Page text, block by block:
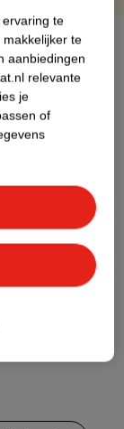
te
te
aanbiedingen
relevante
je
of